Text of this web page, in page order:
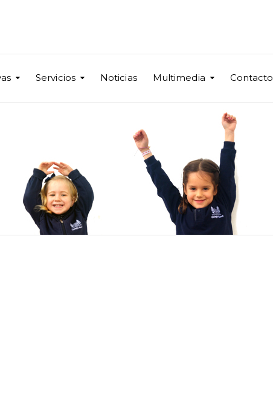
Servicios Noticias Multimedia Contacto